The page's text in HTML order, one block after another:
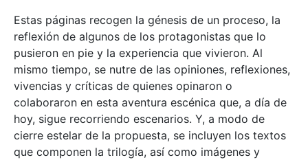
Estas páginas recogen la génesis de un proceso, la
reflexión de algunos de los protagonistas que lo
pusieron en pie y la experiencia que vivieron. Al
mismo tiempo, se nutre de las opiniones, reflexiones,
vivencias y críticas de quienes opinaron o
colaboraron en esta aventura escénica que, a día de
hoy, sigue recorriendo escenarios. Y, a modo de
cierre estelar de la propuesta, se incluyen los textos
que componen la trilogía, así como imágenes y